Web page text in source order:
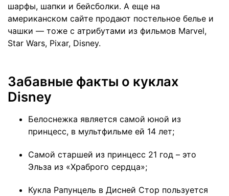
шарфы, шапки и бейсболки. А еще на
американском сайте продают постельное белье и
чашки — тоже с атрибутами из фильмов Marvel,
Star Wars, Pixar, Disney.
Забавные факты о куклах
Disney
Белоснежка является самой юной из
принцесс, в мультфильме ей 14 лет;
Самой старшей из принцесс 21 год – это
Эльза из «Храброго сердца»;
Кукла Рапунцель в Дисней Стор пользуется